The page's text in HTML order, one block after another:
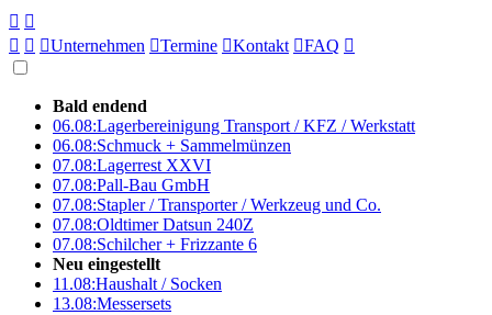
 
  Unternehmen Termine Kontakt FAQ 
Bald endend
06.08:Lagerbereinigung Transport / KFZ / Werkstatt
06.08:Schmuck + Sammelmünzen
07.08:Lagerrest XXVI
07.08:Pall-Bau GmbH
07.08:Stapler / Transporter / Werkzeug und Co.
07.08:Oldtimer Datsun 240Z
07.08:Schilcher + Frizzante 6
Neu eingestellt
11.08:Haushalt / Socken
13.08:Messersets